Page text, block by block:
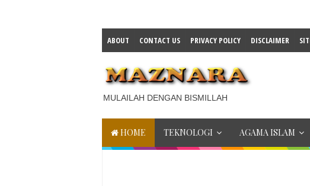
ABOUT CONTACT US PRIVACY POLICY DISCLAIMER
MULAILAH DENGAN BISMILLAH
HOME TEKNOLOGI AGAMA ISLAM